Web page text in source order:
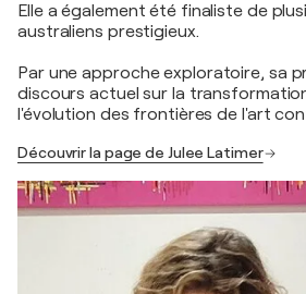
Elle a également été finaliste de
australiens prestigieux.
Par une approche exploratoire, sa
discours actuel sur la
l'évolution des frontières de l'art
Découvrir la page de Julee Latimer